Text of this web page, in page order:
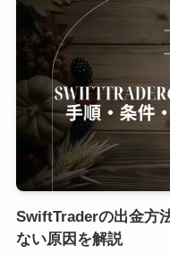
SwiftTraderの出金方
ない原因を解説